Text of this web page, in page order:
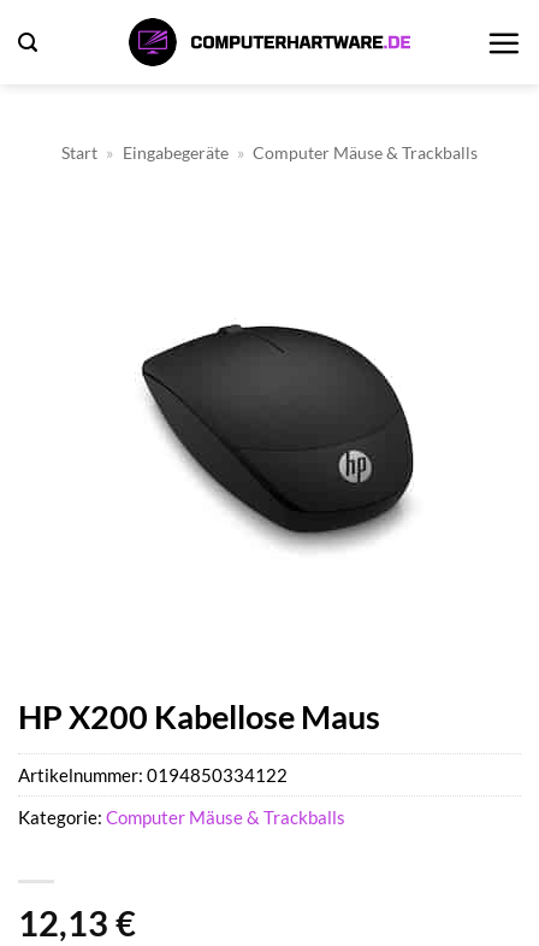
Inhalt
Start » Eingabegeräte » Computer Mäuse & Trackballs
HP X200 Kabellose Maus
12,13 €
Artikelnummer: 0194850334122
Kategorie: Computer Mäuse & Trackballs